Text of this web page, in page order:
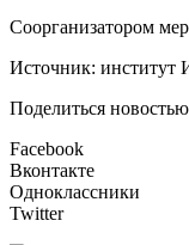
Соорганизатором
Источник: институт
Поделиться
Facebook
Вконтакте
Одноклассники
Twitter